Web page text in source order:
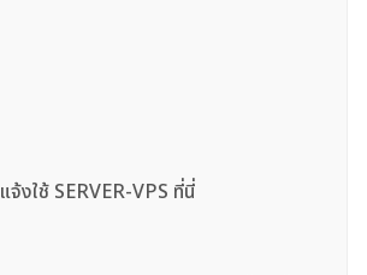
แจ้งใช้ SERVER-VPS ที่นี่